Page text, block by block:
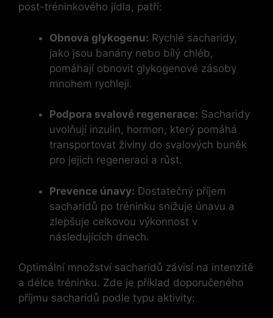
post-tréninkového jídla, patří:
Obnova glykogenu: Rychlé sacharidy,
jako jsou banány nebo bílý chléb,
pomáhají obnovit glykogenové zásoby
mnohem rychleji.
Podpora svalové regenerace: Sacharidy
uvolňují inzulin, hormon, který pomáhá
transportovat živiny do svalových buněk
pro jejich regeneraci a růst.
Prevence únavy: Dostatečný příjem
sacharidů po tréninku snižuje únavu a
zlepšuje celkovou výkonnost v
následujících dnech.
Optimální množství sacharidů závisí na intenzitě
a délce tréninku. Zde je příklad doporučeného
příjmu sacharidů podle typu aktivity: